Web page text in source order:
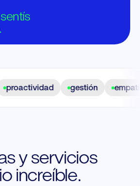
gestión empatía
y servicios
increíble.